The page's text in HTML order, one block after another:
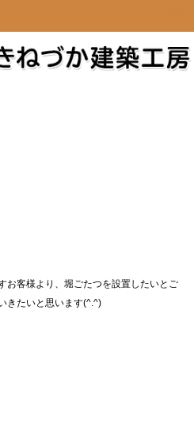
お客様より、堀ごたつを設置したいとご
きたいと思います(^.^)